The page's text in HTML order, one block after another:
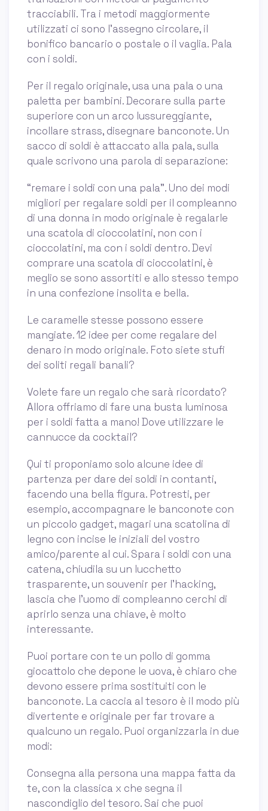
tracciabili. Tra i metodi maggiormente
utilizzati ci sono l’assegno circolare, il
bonifico bancario o postale o il vaglia. Pala
con i soldi.
Per il regalo originale, usa una pala o una
paletta per bambini. Decorare sulla parte
superiore con un arco lussureggiante,
incollare strass, disegnare banconote. Un
sacco di soldi è attaccato alla pala, sulla
quale scrivono una parola di separazione:
“remare i soldi con una pala”. Uno dei modi
migliori per regalare soldi per il compleanno
di una donna in modo originale è regalarle
una scatola di cioccolatini, non con i
cioccolatini, ma con i soldi dentro. Devi
comprare una scatola di cioccolatini, è
meglio se sono assortiti e allo stesso tempo
in una confezione insolita e bella.
Le caramelle stesse possono essere
mangiate. 12 idee per come regalare del
denaro in modo originale. Foto siete stufi
dei soliti regali banali?
Volete fare un regalo che sarà ricordato?
Allora offriamo di fare una busta luminosa
per i soldi fatta a mano! Dove utilizzare le
cannucce da cocktail?
Qui ti proponiamo solo alcune idee di
partenza per dare dei soldi in contanti,
facendo una bella figura. Potresti, per
esempio, accompagnare le banconote con
un piccolo gadget, magari una scatolina di
legno con incise le iniziali del vostro
amico/parente al cui. Spara i soldi con una
catena, chiudila su un lucchetto
trasparente, un souvenir per l'hacking,
lascia che l'uomo di compleanno cerchi di
aprirlo senza una chiave, è molto
interessante.
Puoi portare con te un pollo di gomma
giocattolo che depone le uova, è chiaro che
devono essere prima sostituiti con le
banconote. La caccia al tesoro è il modo più
divertente e originale per far trovare a
qualcuno un regalo. Puoi organizzarla in due
modi:
Consegna alla persona una mappa fatta da
te, con la classica x che segna il
nascondiglio del tesoro. Sai che puoi